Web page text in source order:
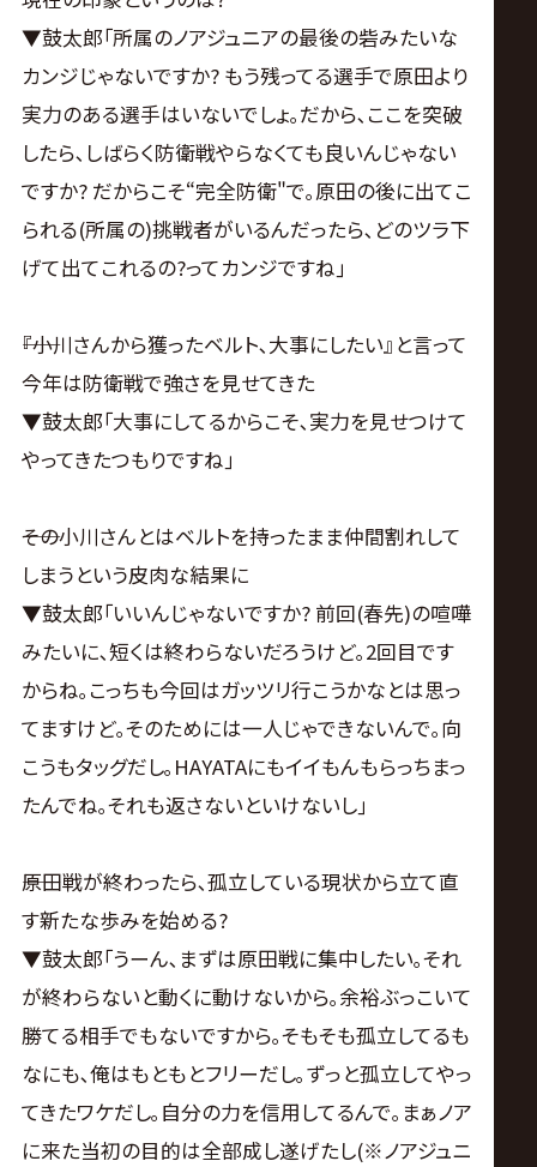
▼鼓太郎｢所属のノアジュニアの最後の砦みたいな
カンジじゃないですか? もう残ってる選手で原田より
実力のある選手はいないでしょ｡だから､ここを突破
したら､しばらく防衛戦やらなくても良いんじゃない
ですか? だからこそ“完全防衛"で｡原田の後に出てこ
られる(所属の)挑戦者がいるんだったら､どのツラ下
げて出てこれるの?ってカンジですね｣
――『小川さんから獲ったベルト､大事にしたい』と言って
今年は防衛戦で強さを見せてきた
▼鼓太郎｢大事にしてるからこそ､実力を見せつけて
やってきたつもりですね｣
――その小川さんとはベルトを持ったまま仲間割れして
しまうという皮肉な結果に
▼鼓太郎｢いいんじゃないですか? 前回(春先)の喧嘩
みたいに､短くは終わらないだろうけど｡2回目です
からね｡こっちも今回はガッツリ行こうかなとは思っ
てますけど｡そのためには一人じゃできないんで｡向
こうもタッグだし｡HAYATAにもイイもんもらっちまっ
たんでね｡それも返さないといけないし｣
――原田戦が終わったら､孤立している現状から立て直
す新たな歩みを始める?
▼鼓太郎｢うーん､まずは原田戦に集中したい｡それ
が終わらないと動くに動けないから｡余裕ぶっこいて
勝てる相手でもないですから｡そもそも孤立してるも
なにも､俺はもともとフリーだし｡ずっと孤立してやっ
てきたワケだし｡自分の力を信用してるんで｡まぁノア
に来た当初の目的は全部成し遂げたし(※ノアジュニ